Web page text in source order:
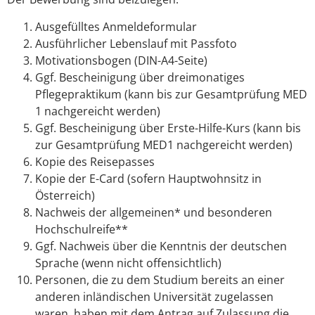
Ausgefülltes Anmeldeformular
Ausführlicher Lebenslauf mit Passfoto
Motivationsbogen (DIN-A4-Seite)
Ggf. Bescheinigung über dreimonatiges
Pflegepraktikum (kann bis zur Gesamtprüfung MED
1 nachgereicht werden)
Ggf. Bescheinigung über Erste-Hilfe-Kurs (kann bis
zur Gesamtprüfung MED1 nachgereicht werden)
Kopie des Reisepasses
Kopie der E-Card (sofern Hauptwohnsitz in
Österreich)
Nachweis der allgemeinen* und besonderen
Hochschulreife**
Ggf. Nachweis über die Kenntnis der deutschen
Sprache (wenn nicht offensichtlich)
Personen, die zu dem Studium bereits an einer
anderen inländischen Universität zugelassen